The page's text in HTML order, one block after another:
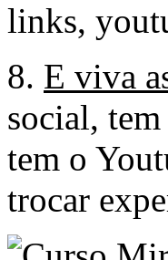
links,
8. E viva
social, tem
tem o
trocar